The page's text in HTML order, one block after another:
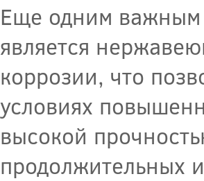
Еще одним важным
является
коррозии, что
условиях
высокой
продолжительных